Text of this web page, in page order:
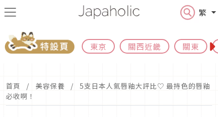
繁
東京 關西近畿 關東
首頁 美容保養
5支日本人氣唇釉大評比♡ 最持色的唇釉
必收啊！